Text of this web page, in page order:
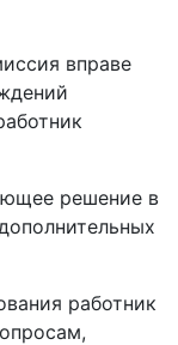
вправе
решение в
работник